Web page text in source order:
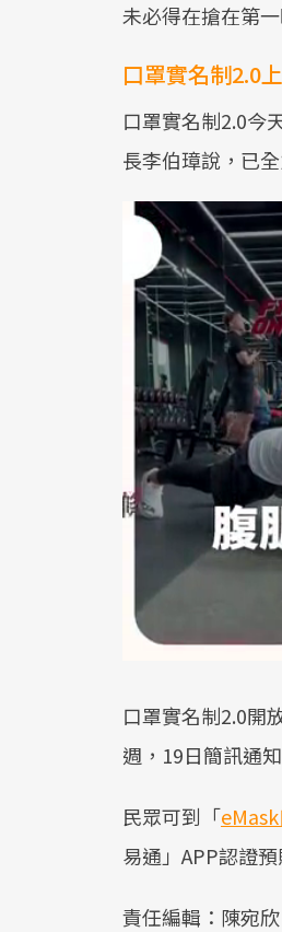
未必得在搶在第
口罩實名制2.0
口罩實名制2.0今
長李伯璋說，已
口罩實名制2.0開
週，19日簡訊通
民眾可到「
易通」APP認證
責任編輯：陳宛欣